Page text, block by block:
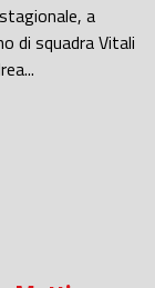
a
di squadra Vitali